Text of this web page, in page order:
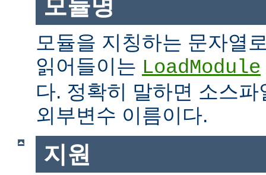
모듈명
모듈을 지칭하는 문자열
읽어들이는 LoadModule
다. 정확히 말하면 소스
외부변수 이름이다.
지원